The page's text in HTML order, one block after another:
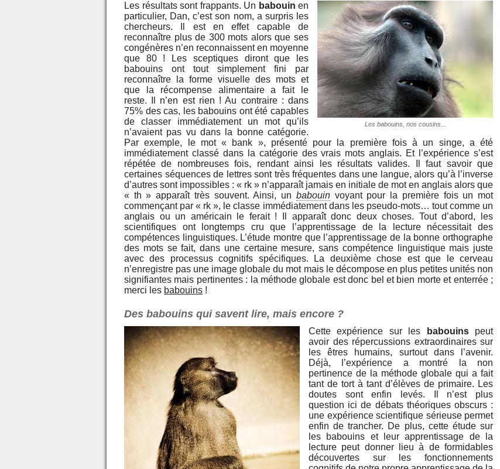
Les babouins, nos cousins...
Les résultats sont frappants. Un babouin en
particulier, Dan, c’est son nom, a surpris les
chercheurs. Il est en effet capable de
reconnaître plus de 300 mots alors que ses
congénères n’en reconnaissent en moyenne
que 80 ! Les sceptiques diront que les
babouins ont tout simplement fini par
reconnaître la forme visuelle des mots et
que la récompense alimentaire a fait le
reste. Il n’en est rien ! Au contraire : dans
75% des cas, les babouins ont été capables
de classer immédiatement un mot qu’ils
n’avaient pas vu dans la bonne catégorie.
Par exemple, le mot « bank », présenté pour la première fois à un singe, a été
immédiatement classé dans la catégorie des vrais mots anglais. Et l’expérience s’est
répétée de nombreuses fois, rendant ainsi les résultats valides. Il faut savoir que
certaines séquences de lettres sont très fréquentes dans une langue, alors qu’à l’inverse
d’autres sont impossibles : « rk » n’apparaît jamais en initiale de mot en anglais alors que
« th » apparaît très souvent. Ainsi, un babouinvoyant pour la première fois un mot
commençant par « rk », le classe immédiatement dans les pseudo-mots… tout comme un
anglais ou un américain le ferait ! Il apparaît donc deux choses. Tout d’abord, les
scientifiques ont longtemps cru que l’apprentissage de la lecture nécessitait des
compétences linguistiques. L’étude montre que l’apprentissage de la bonne orthographe
des mots se fait, dans une certaine mesure, sans compétence linguistique mais juste
avec des processus cognitifs spécifiques. La deuxième chose est que le cerveau
n’enregistre pas une image globale du mot mais le décompose en plus petites unités non
signifiantes mais pertinentes : la méthode globale est donc bel et bien morte et enterrée ;
merci les babouins !
Des babouins qui savent lire, mais encore ?
Cette expérience sur les babouinspeut
avoir des répercussions extraordinaires sur
les êtres humains, surtout dans l’avenir.
Déjà, l’expérience a montré la non
pertinence de la méthode globale qui a fait
tant de tort à tant d’élèves de primaire. Les
doutes sont enfin levés. Il n’est plus
question ici de débats théoriques obscurs :
une expérience scientifique sérieuse permet
enfin de trancher. De plus, cette étude sur
les babouins et leur apprentissage de la
lecture peut donner lieu à de formidables
découvertes sur les fonctionnements